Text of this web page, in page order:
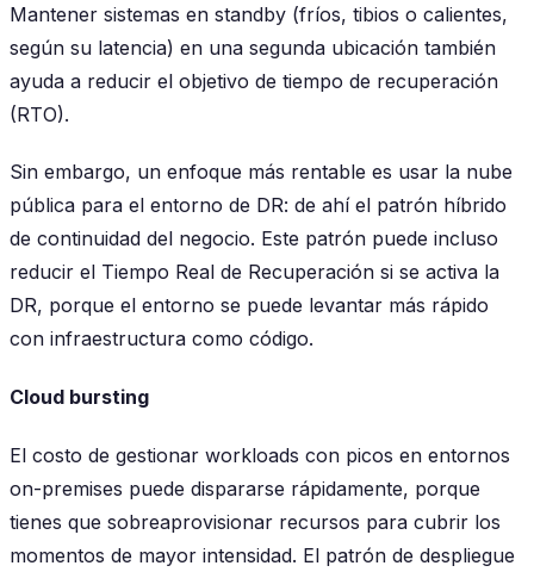
Mantener sistemas en standby (fríos, tibios o calientes,
según su latencia) en una segunda ubicación también
ayuda a reducir el objetivo de tiempo de recuperación
(RTO).
Sin embargo, un enfoque más rentable es usar la nube
pública para el entorno de DR: de ahí el patrón híbrido
de continuidad del negocio. Este patrón puede incluso
reducir el Tiempo Real de Recuperación si se activa la
DR, porque el entorno se puede levantar más rápido
con infraestructura como código.
Cloud bursting
El costo de gestionar workloads con picos en entornos
on-premises puede dispararse rápidamente, porque
tienes que sobreaprovisionar recursos para cubrir los
momentos de mayor intensidad. El patrón de despliegue